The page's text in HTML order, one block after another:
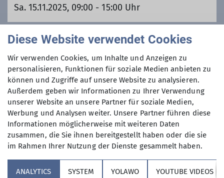
Sa. 15.11.2025, 09:00 - 15:00 Uhr
Organisation
Anton Sauter
Kontakt aufnehmen
Qualifikationen
Anmeldung
Anfrage senden
Diese Website verwendet Cookies
Wir verwenden Cookies, um Inhalte und Anzeigen zu
personalisieren, Funktionen für soziale Medien anbieten zu
können und Zugriffe auf unsere Website zu analysieren.
Außerdem geben wir Informationen zu Ihrer Verwendung
unserer Website an unsere Partner für soziale Medien,
Werbung und Analysen weiter. Unsere Partner führen diese
Informationen möglicherweise mit weiteren Daten
zusammen, die Sie ihnen bereitgestellt haben oder die sie
im Rahmen Ihrer Nutzung der Dienste gesammelt haben.
ANALYTICS SYSTEM YOLAWO YOUTUBE VIDEOS